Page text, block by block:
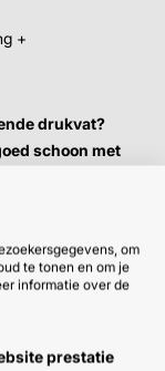
+
drukvat?
schoon met
BETAAL
om
te tonen en om je
informatie over de
prestatie